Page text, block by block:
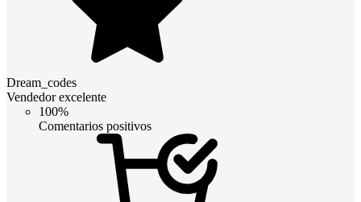
Dream_codes
Vendedor excelente
100%
Comentarios positivos